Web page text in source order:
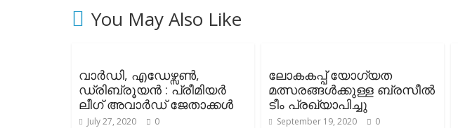
You May Also Like
വാർഡി, എഡേഴ്സൺ,
ഡ്രിബ്രൂയൻ : പ്രീമിയർ
ലീഗ് അവാർഡ് ജേതാക്കൾ
July 27, 2020 0
ലോകകപ്പ് യോഗ്യത
മത്സരങ്ങൾക്കുള്ള ബ്രസീൽ
ടീം പ്രഖ്യാപിച്ചു
September 19, 2020 0